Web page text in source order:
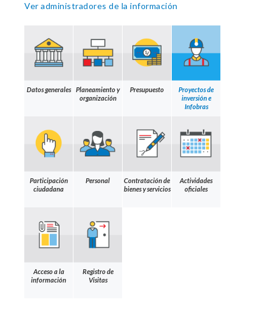
Ver administradores de la información
Datos generales
Planeamiento y
organización
Presupuesto
Proyectos de
inversión e
Infobras
Participación
ciudadana
Personal
Contratación de
bienes y servicios
Actividades
oficiales
Acceso a la
información
Registro de
Visitas